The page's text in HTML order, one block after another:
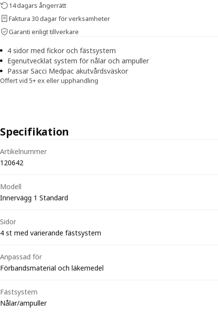
14 dagars ångerrätt
Faktura 30 dagar för verksamheter
Garanti enligt tillverkare
4 sidor med fickor och fästsystem
Egenutvecklat system för nålar och ampuller
Passar Sacci Medpac akutvårdsväskor
Offert vid 5+ ex eller upphandling
Specifikation
Artikelnummer
120642
Modell
Innervägg 1 Standard
Sidor
4 st med varierande fästsystem
Anpassad för
Förbandsmaterial och läkemedel
Fästsystem
Nålar/ampuller